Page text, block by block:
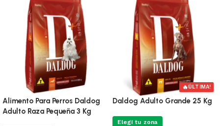
Alimento Para Perros Daldog
Adulto Raza Pequeña 3 Kg
🔥ÚLTIMA!
Daldog Adulto Grande 25 Kg
Elegí tu zona